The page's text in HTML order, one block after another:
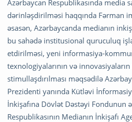
Azərbaycan Respublikasında media
dərinləşdirilməsi haqqında Fərman
əsasən, Azərbaycanda medianın
bu sahədə institusional quruculuq
etdirilməsi, yeni informasiya-
texnologiyalarının və
stimullaşdırılması məqsədilə
Prezidenti yanında Kütləvi
İnkişafına Dövlət Dəstəyi Fondunun
Respublikasının Medianın İnkişafı